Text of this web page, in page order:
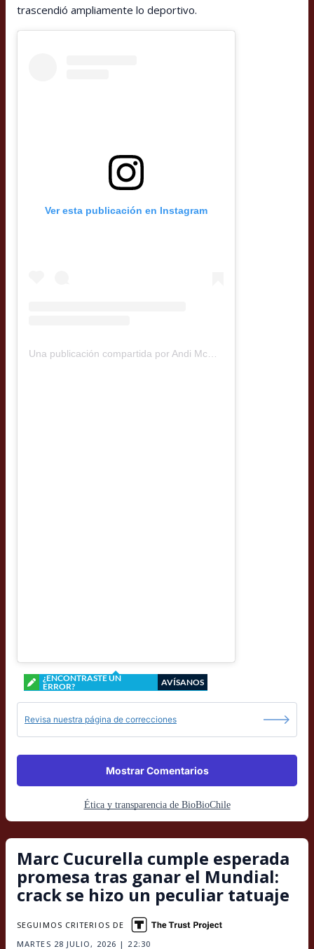
trascendió ampliamente lo deportivo.
Ver esta publicación en Instagram
Una publicación compartida por Andi McRostie (@gringaperochilena)
¿ENCONTRASTE UN
ERROR?
AVÍSANOS
Revisa nuestra página de correcciones
Mostrar Comentarios
Ética y transparencia de BioBioChile
Marc Cucurella cumple esperada
promesa tras ganar el Mundial:
crack se hizo un peculiar tatuaje
MARTES 28 JULIO, 2026 | 22:30
SEGUIMOS CRITERIOS DE